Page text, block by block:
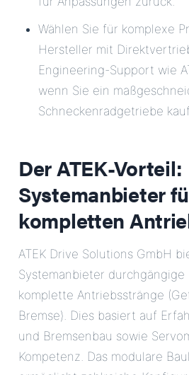
Wählen Sie für komplexe
Hersteller mit
Engineering-Support wie
wenn Sie ein
Schneckenradgetriebe
Der ATEK-Vorteil:
Systemanbieter
kompletten
ATEK Drive Solutions GmbH
Systemanbieter
komplette Antriebsstränge
Bremse). Dies basiert auf
und Bremsenbau sowie
Kompetenz. Das modulare